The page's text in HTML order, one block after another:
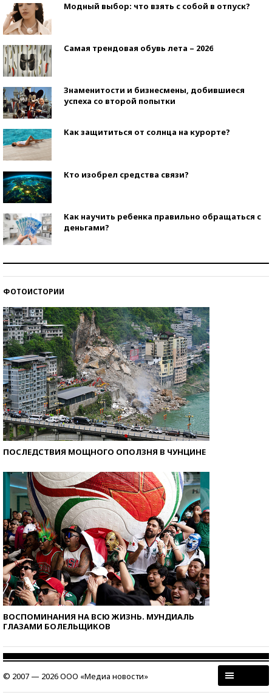
Модный выбор: что взять с собой в отпуск?
Самая трендовая обувь лета – 2026
Знаменитости и бизнесмены, добившиеся
успеха со второй попытки
Как защититься от солнца на курорте?
Кто изобрел средства связи?
Как научить ребенка правильно обращаться с
деньгами?
ФОТОИСТОРИИ
ПОСЛЕДСТВИЯ МОЩНОГО ОПОЛЗНЯ В ЧУНЦИНЕ
ВОСПОМИНАНИЯ НА ВСЮ ЖИЗНЬ. МУНДИАЛЬ
ГЛАЗАМИ БОЛЕЛЬЩИКОВ
© 2007 — 2026 ООО «Медиа новости»